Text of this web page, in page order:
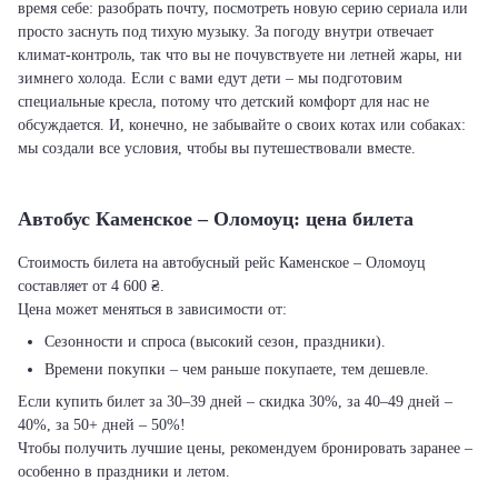
время себе: разобрать почту, посмотреть новую серию сериала или
просто заснуть под тихую музыку. За погоду внутри отвечает
климат-контроль, так что вы не почувствуете ни летней жары, ни
зимнего холода. Если с вами едут дети – мы подготовим
специальные кресла, потому что детский комфорт для нас не
обсуждается. И, конечно, не забывайте о своих котах или собаках:
мы создали все условия, чтобы вы путешествовали вместе.
Автобус Каменское – Оломоуц: цена билета
Стоимость билета на автобусный рейс Каменское – Оломоуц
составляет от 4 600 ₴.
Цена может меняться в зависимости от:
Сезонности и спроса (высокий сезон, праздники).
Времени покупки – чем раньше покупаете, тем дешевле.
Если купить билет за 30–39 дней – скидка 30%, за 40–49 дней –
40%, за 50+ дней – 50%!
Чтобы получить лучшие цены, рекомендуем бронировать заранее –
особенно в праздники и летом.